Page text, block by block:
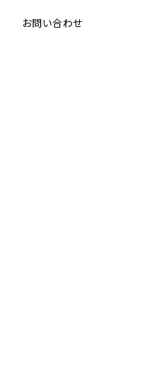
お問い合わせ